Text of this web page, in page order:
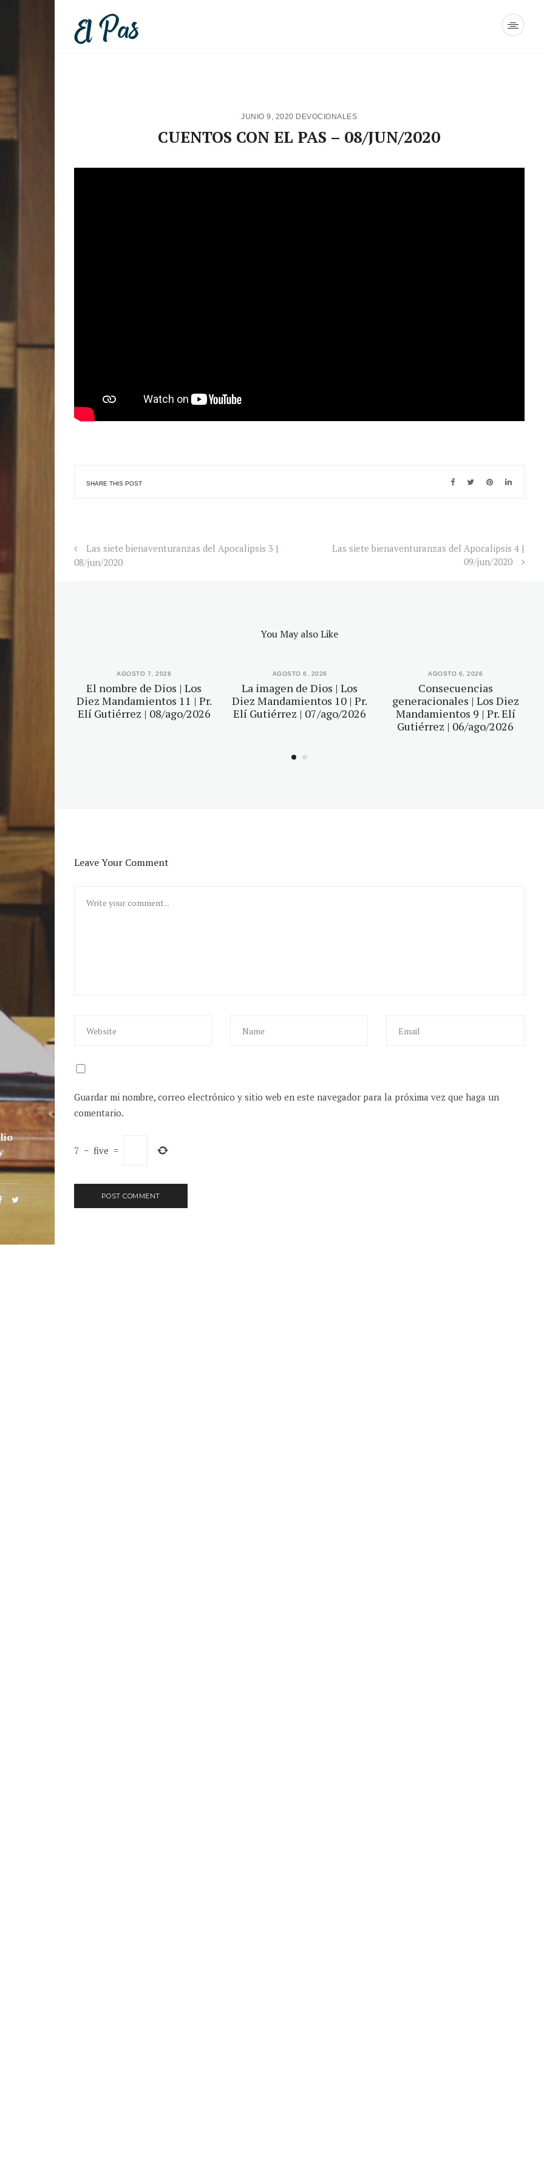
JUNIO 9, 2020 DEVOCIONALES
CUENTOS CON EL PAS – 08/JUN/2020
SHARE THIS POST
Las siete bienaventuranzas del Apocalipsis 3 |
08/jun/2020
Las siete bienaventuranzas del Apocalipsis 4 |
09/jun/2020
You May also Like
AGOSTO 7, 2026
El nombre de Dios | Los
Diez Mandamientos 11 | Pr.
Elí Gutiérrez | 08/ago/2026
AGOSTO 6, 2026
La imagen de Dios | Los
Diez Mandamientos 10 | Pr.
Elí Gutiérrez | 07/ago/2026
AGOSTO 6, 2026
Consecuencias
generacionales | Los Diez
Mandamientos 9 | Pr. Elí
Gutiérrez | 06/ago/2026
Leave Your Comment
Guardar mi nombre, correo electrónico y sitio web en este navegador para la próxima vez que haga un
comentario.
7 − five =